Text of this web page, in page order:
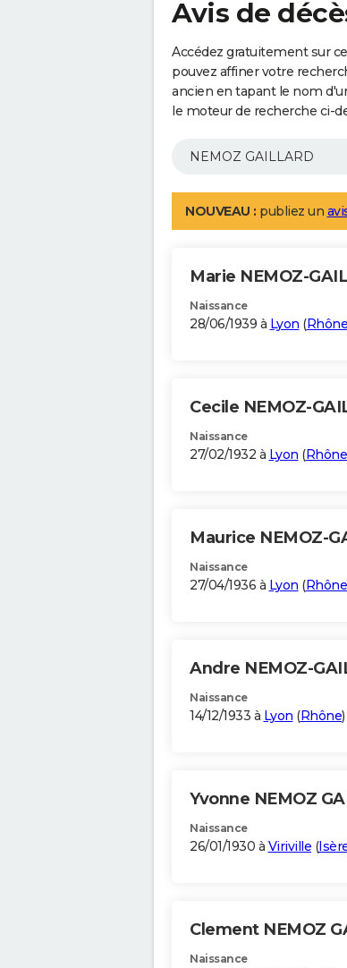
Avis de
Accédez gratuitement sur
pouvez affiner votre
ancien en tapant le nom
le moteur de recherche ci-
NOUVEAU : publiez un
Marie NEMOZ-
Naissance
28/06/1939 à Lyon (Rhône
Cecile NEMOZ-
Naissance
27/02/1932 à Lyon (Rhône
Maurice NEMOZ-
Naissance
27/04/1936 à Lyon (Rhône
Andre NEMOZ-
Naissance
14/12/1933 à Lyon (Rhône)
Yvonne NEMOZ
Naissance
26/01/1930 à Viriville (
Clement NEMOZ
Naissance